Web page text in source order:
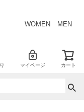
WOMEN MEN
マイページ カート